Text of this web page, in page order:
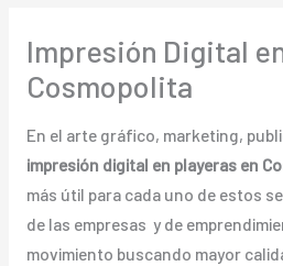
Impresión Digital
Cosmopolita
En el arte gráfico, marketing,
impresión digital en playeras en
más útil para cada uno de estos
de las empresas y de
movimiento buscando mayor